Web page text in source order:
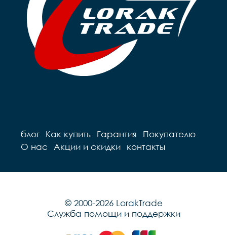
блог Как купить Гарантия
Покупателю
О нас
Акции и скидки контакты
© 2000-2026 LorakTrade
Служба помощи и поддержки